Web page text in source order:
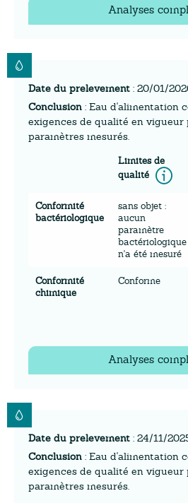
Analyses
Date du prelevement : 20/01/
Conclusion : Eau d'alimentation
exigences de qualité en vigueur
paramètres mesurés.
Limites de
qualité
Conformité
bactériologique
sans objet :
aucun
paramètre
bactériologique
n'a été mesuré
Conformité
chimique
Conforme
Analyses
Date du prelevement : 24/11/
Conclusion : Eau d'alimentation
exigences de qualité en vigueur
paramètres mesurés.